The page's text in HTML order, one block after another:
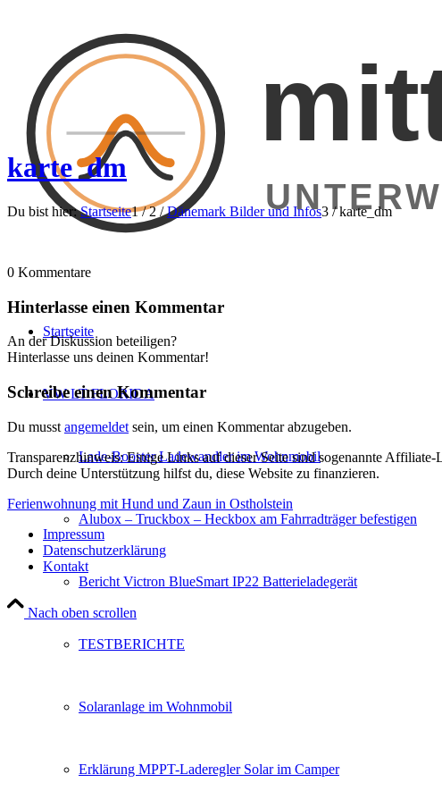
Startseite
VW LT FLORIDA
Lade-Booster Ladewandler im Wohnmobil
Alubox – Truckbox – Heckbox am Fahrradträger befestigen
Bericht Victron BlueSmart IP22 Batterieladegerät
TESTBERICHTE
Solaranlage im Wohnmobil
Erklärung MPPT-Laderegler Solar im Camper
karte_dm
Du bist hier: Startseite1 / 2 / Dänemark Bilder und Infos3 / karte_dm
0 Kommentare
Hinterlasse einen Kommentar
An der Diskussion beteiligen?
Hinterlasse uns deinen Kommentar!
Schreibe einen Kommentar
Du musst angemeldet sein, um einen Kommentar abzugeben.
Transparenzhinweis: Einige Links auf dieser Seite sind sogenannte
Durch deine Unterstützung hilfst du, diese Website zu finanzieren.
Ferienwohnung mit Hund und Zaun in Ostholstein
Impressum
Datenschutzerklärung
Kontakt
Nach oben scrollen